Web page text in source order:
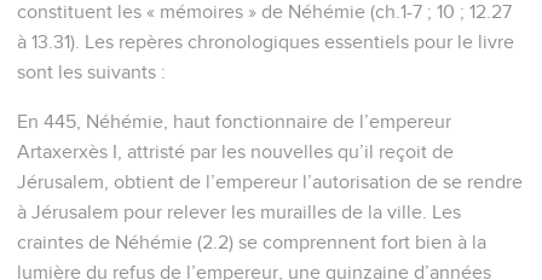
constituent les « mémoires » de Néhémie (ch.1-7 ; 10 ; 12.27
à 13.31). Les repères chronologiques essentiels pour le livre
sont les suivants :
En 445, Néhémie, haut fonctionnaire de l’empereur
Artaxerxès I, attristé par les nouvelles qu’il reçoit de
Jérusalem, obtient de l’empereur l’autorisation de se rendre
à Jérusalem pour relever les murailles de la ville. Les
craintes de Néhémie (2.2) se comprennent fort bien à la
lumière du refus de l’empereur, une quinzaine d’années